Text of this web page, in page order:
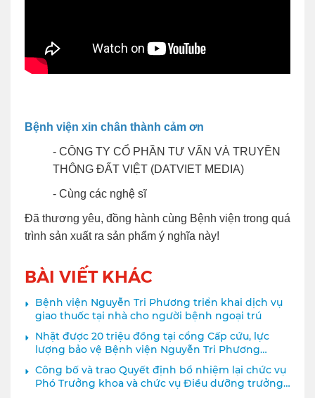
Bệnh viện xin chân thành cảm ơn
- CÔNG TY CỔ PHẦN TƯ VẤN VÀ TRUYỀN
THÔNG ĐẤT VIỆT (DATVIET MEDIA)
- Cùng các nghệ sĩ
Đã thương yêu, đồng hành cùng Bệnh viện trong quá
trình sản xuất ra sản phẩm ý nghĩa này!
BÀI VIẾT KHÁC
Bệnh viện Nguyễn Tri Phương triển khai dịch vụ
giao thuốc tại nhà cho người bệnh ngoại trú
Nhặt được 20 triệu đồng tại cổng Cấp cứu, lực
lượng bảo vệ Bệnh viện Nguyễn Tri Phương
nhanh chóng trao trả cho người bệnh
Công bố và trao Quyết định bổ nhiệm lại chức vụ
Phó Trưởng khoa và chức vụ Điều dưỡng trưởng